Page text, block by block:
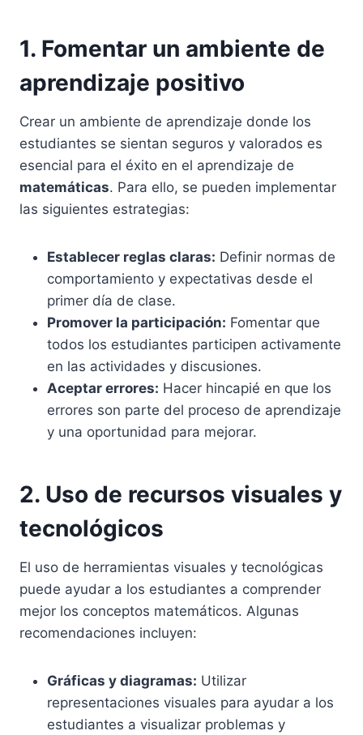
1. Fomentar un ambiente de
aprendizaje positivo
Crear un ambiente de aprendizaje donde los
estudiantes se sientan seguros y valorados es
esencial para el éxito en el aprendizaje de
matemáticas. Para ello, se pueden implementar
las siguientes estrategias:
Establecer reglas claras: Definir normas de
comportamiento y expectativas desde el
primer día de clase.
Promover la participación: Fomentar que
todos los estudiantes participen activamente
en las actividades y discusiones.
Aceptar errores: Hacer hincapié en que los
errores son parte del proceso de aprendizaje
y una oportunidad para mejorar.
2. Uso de recursos visuales y
tecnológicos
El uso de herramientas visuales y tecnológicas
puede ayudar a los estudiantes a comprender
mejor los conceptos matemáticos. Algunas
recomendaciones incluyen:
Gráficas y diagramas: Utilizar
representaciones visuales para ayudar a los
estudiantes a visualizar problemas y